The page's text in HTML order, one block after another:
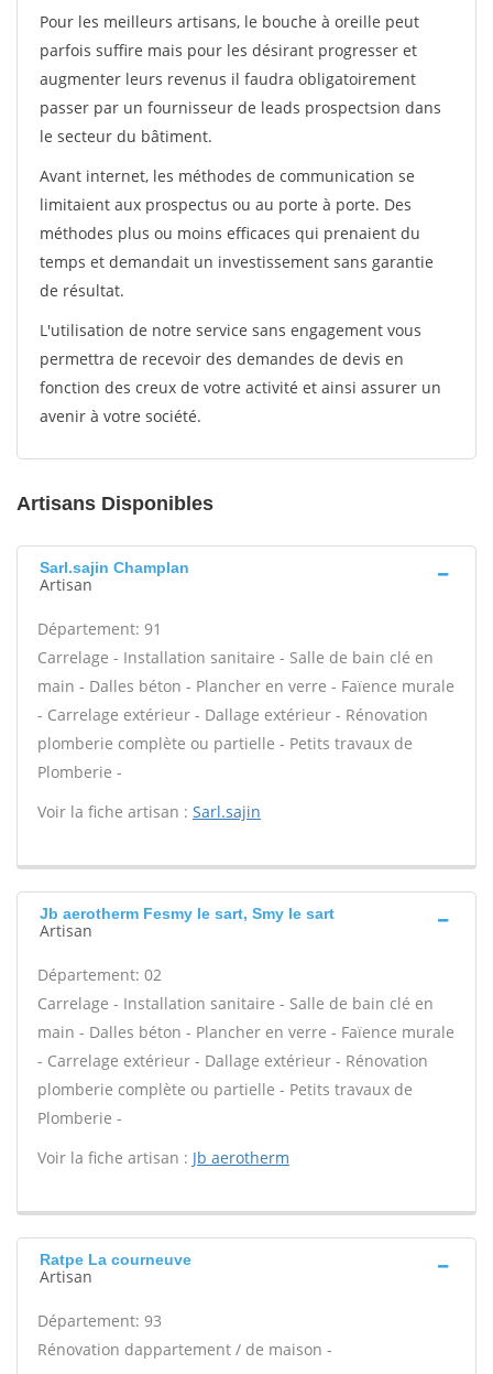
Pour les meilleurs artisans, le bouche à oreille peut
parfois suffire mais pour les désirant progresser et
augmenter leurs revenus il faudra obligatoirement
passer par un fournisseur de leads prospectsion dans
le secteur du bâtiment.
Avant internet, les méthodes de communication se
limitaient aux prospectus ou au porte à porte. Des
méthodes plus ou moins efficaces qui prenaient du
temps et demandait un investissement sans garantie
de résultat.
L'utilisation de notre service sans engagement vous
permettra de recevoir des demandes de devis en
fonction des creux de votre activité et ainsi assurer un
avenir à votre société.
Artisans Disponibles
Sarl.sajin Champlan
Artisan
Département: 91
Carrelage - Installation sanitaire - Salle de bain clé en
main - Dalles béton - Plancher en verre - Faïence murale
- Carrelage extérieur - Dallage extérieur - Rénovation
plomberie complète ou partielle - Petits travaux de
Plomberie -
Voir la fiche artisan : Sarl.sajin
Jb aerotherm Fesmy le sart, Smy le sart
Artisan
Département: 02
Carrelage - Installation sanitaire - Salle de bain clé en
main - Dalles béton - Plancher en verre - Faïence murale
- Carrelage extérieur - Dallage extérieur - Rénovation
plomberie complète ou partielle - Petits travaux de
Plomberie -
Voir la fiche artisan : Jb aerotherm
Ratpe La courneuve
Artisan
Département: 93
Rénovation dappartement / de maison -